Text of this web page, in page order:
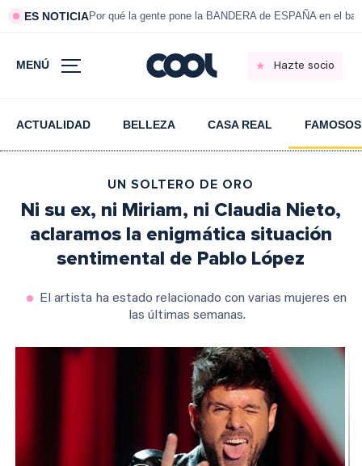
ES NOTICIAPor qué la gente pone la BANDERA de ESPAÑA en el
MENÚ Hazte socio
ACTUALIDAD BELLEZA CASA REAL FAMOSOS
UN SOLTERO DE ORO
Ni su ex, ni Miriam, ni Claudia Nieto,
aclaramos la enigmática situación
sentimental de Pablo López
El artista ha estado relacionado con varias mujeres en
las últimas semanas.